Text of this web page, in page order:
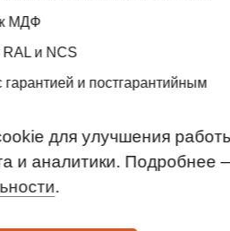
и идеями для организации
хранения
МДФ
и NCS
гарантией и постгарантийным
для улучшения
и аналитики. Подробнее
.